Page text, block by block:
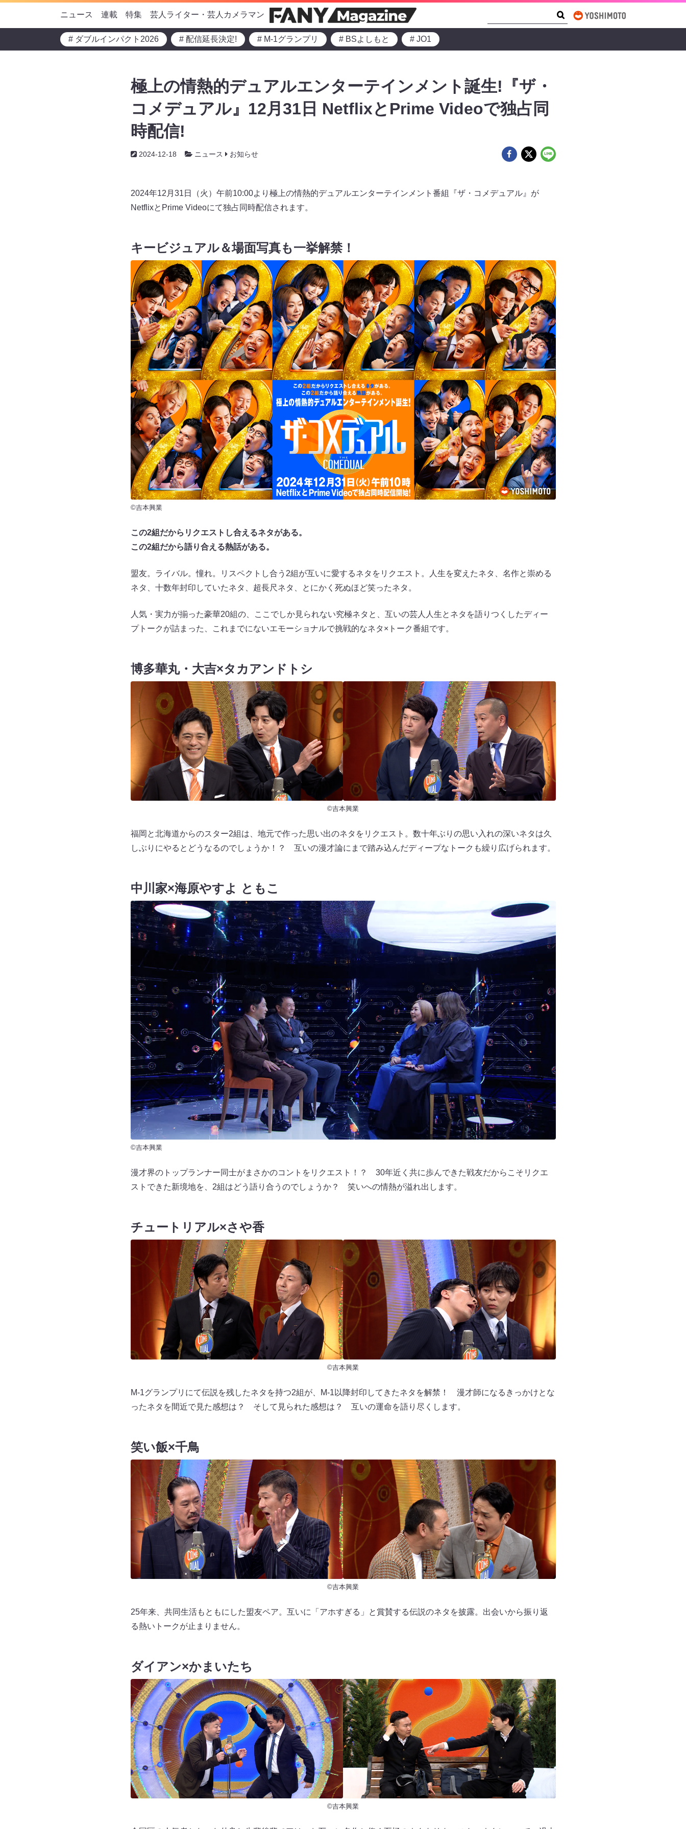
ニュース 連載 特集 芸人ライター・芸人カメラマン
# ダブルインパクト2026 # 配信延長決定! # M-1グランプリ # BSよしもと # JO1
極上の情熱的デュアルエンターテインメント誕生!『ザ・
コメデュアル』12月31日 NetflixとPrime Videoで独占同
時配信!
2024-12-18 ニュース お知らせ
2024年12月31日（火）午前10:00より極上の情熱的デュアルエンターテインメント番組『ザ・コメデュアル』が
NetflixとPrime Videoにて独占同時配信されます。
キービジュアル＆場面写真も一挙解禁！
©吉本興業
この2組だからリクエストし合えるネタがある。
この2組だから語り合える熱話がある。
盟友。ライバル。憧れ。リスペクトし合う2組が互いに愛するネタをリクエスト。人生を変えたネタ、名作と崇める
ネタ、十数年封印していたネタ、超長尺ネタ、とにかく死ぬほど笑ったネタ。
人気・実力が揃った豪華20組の、ここでしか見られない究極ネタと、互いの芸人人生とネタを語りつくしたディー
プトークが詰まった、これまでにないエモーショナルで挑戦的なネタ×トーク番組です。
博多華丸・大吉×タカアンドトシ
©吉本興業
福岡と北海道からのスター2組は、地元で作った思い出のネタをリクエスト。数十年ぶりの思い入れの深いネタは久
しぶりにやるとどうなるのでしょうか！？ 互いの漫才論にまで踏み込んだディープなトークも繰り広げられます。
中川家×海原やすよ ともこ
©吉本興業
漫才界のトップランナー同士がまさかのコントをリクエスト！？ 30年近く共に歩んできた戦友だからこそリクエ
ストできた新境地を、2組はどう語り合うのでしょうか？ 笑いへの情熱が溢れ出します。
チュートリアル×さや香
©吉本興業
M-1グランプリにて伝説を残したネタを持つ2組が、M-1以降封印してきたネタを解禁！ 漫才師になるきっかけとな
ったネタを間近で見た感想は？ そして見られた感想は？ 互いの運命を語り尽くします。
笑い飯×千鳥
©吉本興業
25年来、共同生活もともにした盟友ペア。互いに「アホすぎる」と賞賛する伝説のネタを披露。出会いから振り返
る熱いトークが止まりません。
ダイアン×かまいたち
©吉本興業